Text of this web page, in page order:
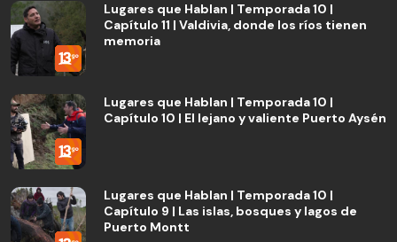
Lugares que Hablan | Temporada 10 |
Capítulo 11 | Valdivia, donde los ríos tienen
memoria
Lugares que Hablan | Temporada 10 |
Capítulo 10 | El lejano y valiente Puerto Aysén
Lugares que Hablan | Temporada 10 |
Capítulo 9 | Las islas, bosques y lagos de
Puerto Montt